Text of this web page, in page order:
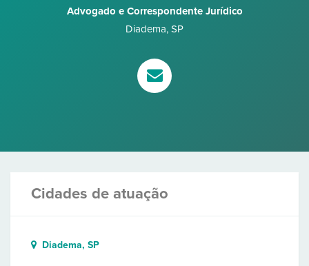
Advogado e Correspondente Jurídico
Diadema, SP
Cidades de atuação
Diadema, SP